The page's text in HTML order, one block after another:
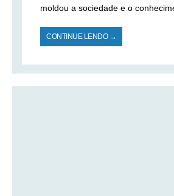
moldou a sociedade e o
CONTINUE LENDO →